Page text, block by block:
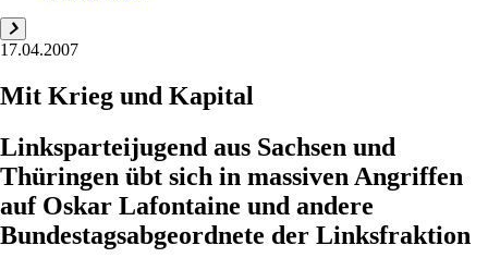
17.04.2007
Mit Krieg und Kapital
Linksparteijugend aus Sachsen und
Thüringen übt sich in massiven Angriffen
auf Oskar Lafontaine und andere
Bundestagsabgeordnete der Linksfraktion